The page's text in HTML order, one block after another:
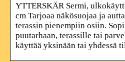
YTTERSKÄR Sermi,
cm Tarjoaa näkösuojaa ja
terassin pienempiin osiin.
puutarhaan, terassille tai
käyttää yksinään tai yhdessä